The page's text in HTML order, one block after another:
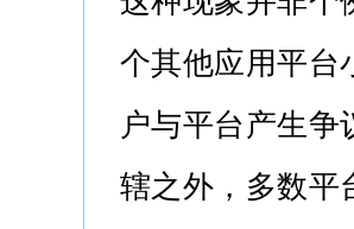
个其他应用平台
户与平台产生
辖之外，多数平